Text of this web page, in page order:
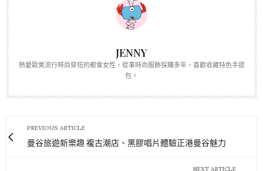
JENNY
熱愛歐美流行時尚穿搭的都會女性，從事時尚服飾採購多年，喜歡收藏特色手提
包。
PREVIOUS ARTICLE
曼谷旅遊新樂趣 複古潮店、黑膠唱片體驗正港曼谷魅力
NEXT ARTICLE